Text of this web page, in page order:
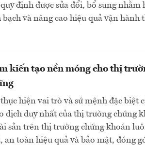
định được sửa đổi, bổ sung nhằm
và nâng cao hiệu quả vận hành
kiến tạo nền móng cho thị
hiện vai trò và sứ mệnh đặc biệt
dịch duy nhất của thị trường chứng
sản trên thị trường chứng khoán
an toàn hiệu quả và bảo mật, đóng